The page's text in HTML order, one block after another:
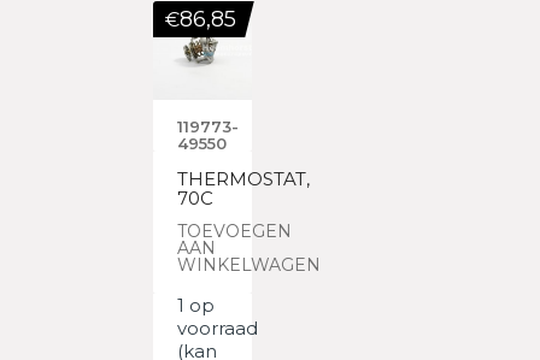
119773-
49550
THERMOSTAT,
70C
TOEVOEGEN
AAN
WINKELWAGEN
€86,85
1 op
voorraad
(kan